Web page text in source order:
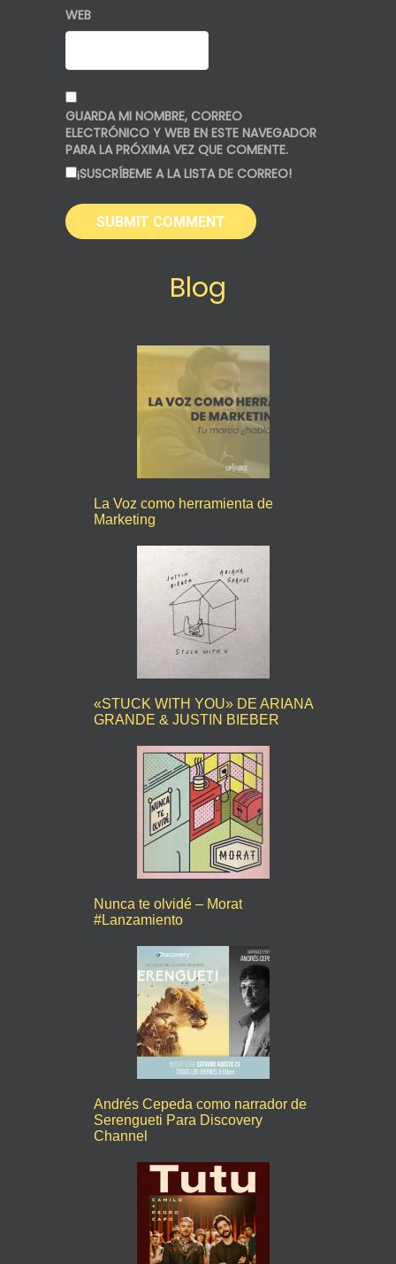
WEB
GUARDA MI NOMBRE, CORREO
ELECTRÓNICO Y WEB EN ESTE NAVEGADOR
PARA LA PRÓXIMA VEZ QUE COMENTE.
¡SUSCRÍBEME A LA LISTA DE CORREO!
Blog
La Voz como herramienta de
Marketing
«STUCK WITH YOU» DE ARIANA
GRANDE & JUSTIN BIEBER
Nunca te olvidé – Morat
#Lanzamiento
Andrés Cepeda como narrador de
Serengueti Para Discovery
Channel